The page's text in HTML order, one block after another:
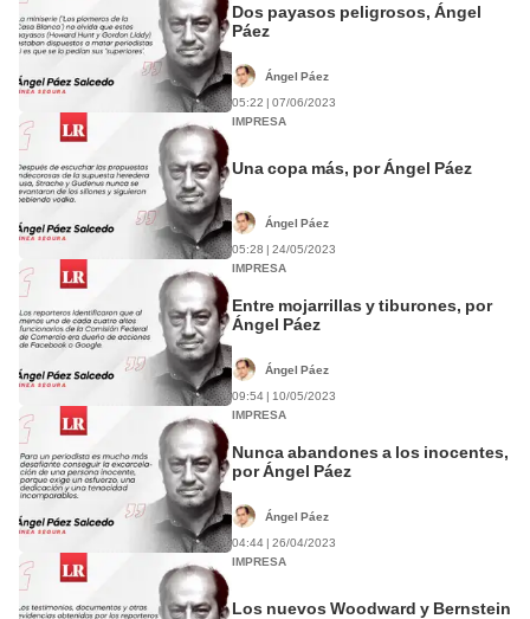
Dos payasos peligrosos, Ángel
Páez
Ángel Páez
05:22 | 07/06/2023
IMPRESA
Una copa más, por Ángel Páez
Ángel Páez
05:28 | 24/05/2023
IMPRESA
Entre mojarrillas y tiburones, por
Ángel Páez
Ángel Páez
09:54 | 10/05/2023
IMPRESA
Nunca abandones a los inocentes,
por Ángel Páez
Ángel Páez
04:44 | 26/04/2023
IMPRESA
Los nuevos Woodward y Bernstein